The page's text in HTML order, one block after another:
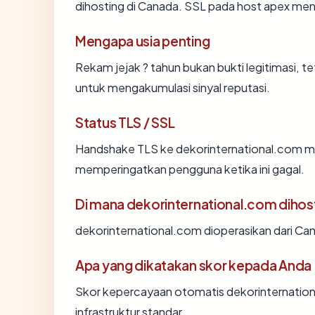
dihosting di Canada. SSL pada host apex
Mengapa usia penting
Rekam jejak ? tahun bukan bukti legitimasi,
untuk mengakumulasi sinyal reputasi.
Status TLS / SSL
Handshake TLS ke dekorinternational.com
memperingatkan pengguna ketika ini gagal.
Di mana dekorinternational.com
dekorinternational.com dioperasikan dari
Apa yang dikatakan skor kepada Anda
Skor kepercayaan otomatis
infrastruktur standar.